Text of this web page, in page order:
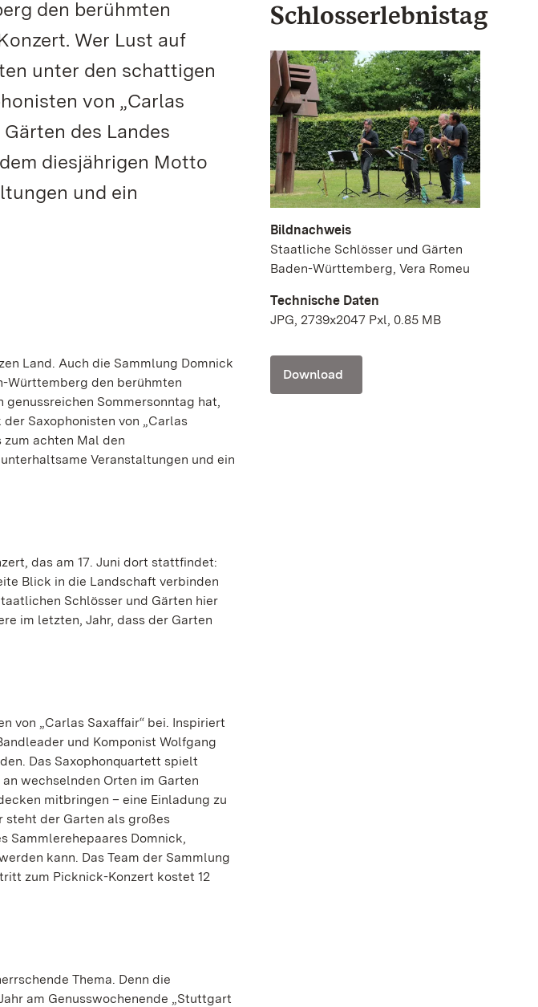
den berühmten
Wer Lust auf
unter den schattigen
von „Carlas
des Landes
diesjährigen Motto
und ein
Land. Auch die Sammlung Domnick
Württemberg den berühmten
Sommersonntag hat,
Saxophonisten von „Carlas
zum achten Mal den
Veranstaltungen und ein
das am 17. Juni dort stattfindet:
Blick in die Landschaft verbinden
Schlösser und Gärten hier
im letzten, Jahr, dass der Garten
von „Carlas Saxaffair“ bei. Inspiriert
und Komponist Wolfgang
Das Saxophonquartett spielt
wechselnden Orten im Garten
mitbringen – eine Einladung zu
steht der Garten als großes
Sammlerehepaares Domnick,
kann. Das Team der Sammlung
zum Picknick-Konzert kostet 12
Thema. Denn die
am Genusswochenende „Stuttgart
Schlosserlebnistag
Bildnachweis
Staatliche Schlösser und Gärten
Baden-Württemberg, Vera Romeu
Technische Daten
JPG, 2739x2047 Pxl, 0.85 MB
Download